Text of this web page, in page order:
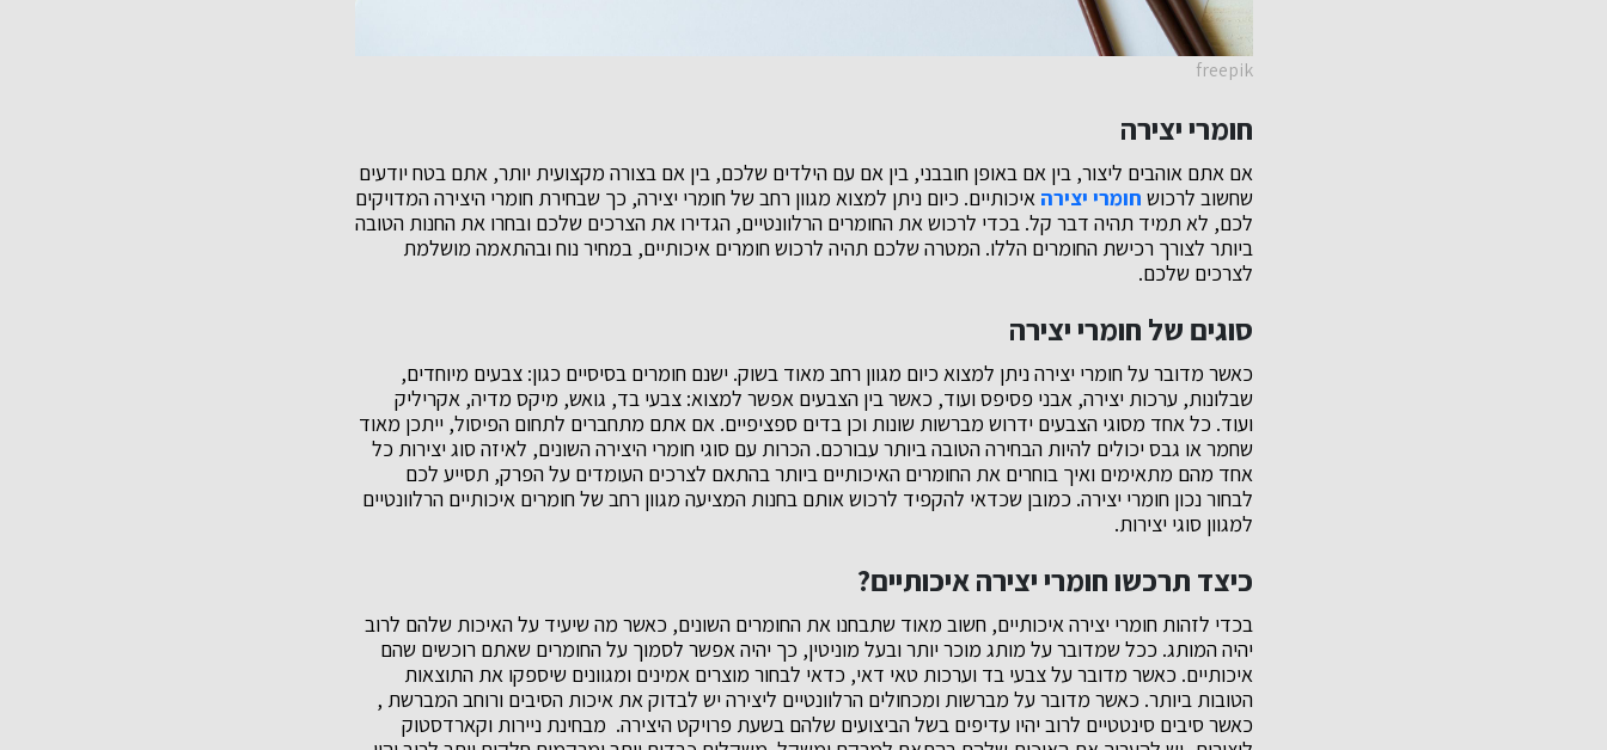
freepik
חומרי יצירה
אם אתם אוהבים ליצור, בין אם באופן חובבני, בין אם עם הילדים שלכם, בין אם בצורה מקצועית יותר, אתם בטח יודעים
שחשוב לרכוש חומרי יצירה איכותיים. כיום ניתן למצוא מגוון רחב של חומרי יצירה, כך שבחירת חומרי היצירה המדויקים
לכם, לא תמיד תהיה דבר קל. בכדי לרכוש את החומרים הרלוונטיים, הגדירו את הצרכים שלכם ובחרו את החנות הטובה
ביותר לצורך רכישת החומרים הללו. המטרה שלכם תהיה לרכוש חומרים איכותיים, במחיר נוח ובהתאמה מושלמת
לצרכים שלכם.
סוגים של חומרי יצירה
כאשר מדובר על חומרי יצירה ניתן למצוא כיום מגוון רחב מאוד בשוק. ישנם חומרים בסיסיים כגון: צבעים מיוחדים,
שבלונות, ערכות יצירה, אבני פסיפס ועוד, כאשר בין הצבעים אפשר למצוא: צבעי בד, גואש, מיקס מדיה, אקריליק
ועוד. כל אחד מסוגי הצבעים ידרוש מברשות שונות וכן בדים ספציפיים. אם אתם מתחברים לתחום הפיסול, ייתכן מאוד
שחמר או גבס יכולים להיות הבחירה הטובה ביותר עבורכם. הכרות עם סוגי חומרי היצירה השונים, לאיזה סוג יצירות כל
אחד מהם מתאימים ואיך בוחרים את החומרים האיכותיים ביותר בהתאם לצרכים העומדים על הפרק, תסייע לכם
לבחור נכון חומרי יצירה. כמובן שכדאי להקפיד לרכוש אותם בחנות המציעה מגוון רחב של חומרים איכותיים הרלוונטיים
למגוון סוגי יצירות.
כיצד תרכשו חומרי יצירה איכותיים?
בכדי לזהות חומרי יצירה איכותיים, חשוב מאוד שתבחנו את החומרים השונים, כאשר מה שיעיד על האיכות שלהם לרוב
יהיה המותג. ככל שמדובר על מותג מוכר יותר ובעל מוניטין, כך יהיה אפשר לסמוך על החומרים שאתם רוכשים שהם
איכותיים. כאשר מדובר על צבעי בד וערכות טאי דאי, כדאי לבחור מוצרים אמינים ומגוונים שיספקו את התוצאות
הטובות ביותר. כאשר מדובר על מברשות ומכחולים הרלוונטיים ליצירה יש לבדוק את איכות הסיבים ורוחב המברשת ,
כאשר סיבים סינטטיים לרוב יהיו עדיפים בשל הביצועים שלהם בשעת פרויקט היצירה. מבחינת ניירות וקארדסטוק